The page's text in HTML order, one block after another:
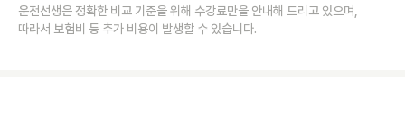
운전선생은 정확한 비교 기준을 위해 수강료만을 안내해 드리고 있으며,
따라서 보험비 등 추가 비용이 발생할 수 있습니다.